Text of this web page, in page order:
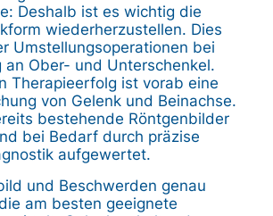
Deshalb ist es wichtig die
wiederherzustellen. Dies
Umstellungsoperationen bei
an Ober- und Unterschenkel.
Therapieerfolg ist vorab eine
von Gelenk und Beinachse.
bestehende Röntgenbilder
bei Bedarf durch präzise
aufgewertet.
und Beschwerden genau
am besten geeignete